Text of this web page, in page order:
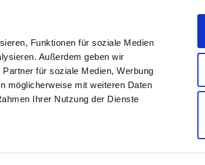
Funktionen für soziale Medien
Außerdem geben wir
für soziale Medien, Werbung
möglicherweise mit weiteren Daten
Ihrer Nutzung der Dienste
HILFE DAS DKV STELLENBÖRSE
GREIFSWALD -